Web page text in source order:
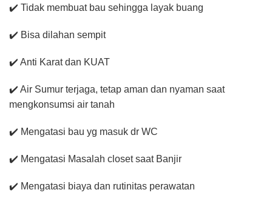
✔️ Tidak membuat bau sehingga layak buang
✔️ Bisa dilahan sempit
✔️ Anti Karat dan KUAT
✔️ Air Sumur terjaga, tetap aman dan nyaman saat
mengkonsumsi air tanah
✔️ Mengatasi bau yg masuk dr WC
✔️ Mengatasi Masalah closet saat Banjir
✔️ Mengatasi biaya dan rutinitas perawatan